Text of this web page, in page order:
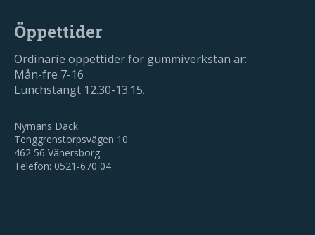
Öppettider
Ordinarie öppettider för gummiverkstan är:
Mån-fre 7-16
Lunchstängt 12.30-13.15.
Nymans Däck
Tenggrenstorpsvägen 10
462 56 Vänersborg
Telefon: 0521-670 04